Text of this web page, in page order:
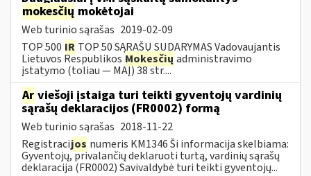
mokesčių mokėtojai
Web turinio sąrašas 2019-02-09
TOP 500 IR TOP 50 SĄRAŠŲ SUDARYMAS Vadovaujantis
Lietuvos Respublikos Mokesčių administravimo
įstatymo (toliau — MAĮ) 38 str....
Ar viešoji įstaiga turi teikti gyventojų vardinių
sąrašų deklaracijos (FR0002) formą
Web turinio sąrašas 2018-11-22
Registracijos numeris KM1346 Ši informacija skelbiama:
Gyventojų, privalančių deklaruoti turtą, vardinių sąrašų
deklaracija (FR0002) Savivaldybė turi teikti gyventojų...